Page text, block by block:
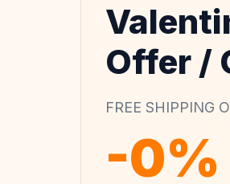
Offer /
FREE SHIPPING
-0%